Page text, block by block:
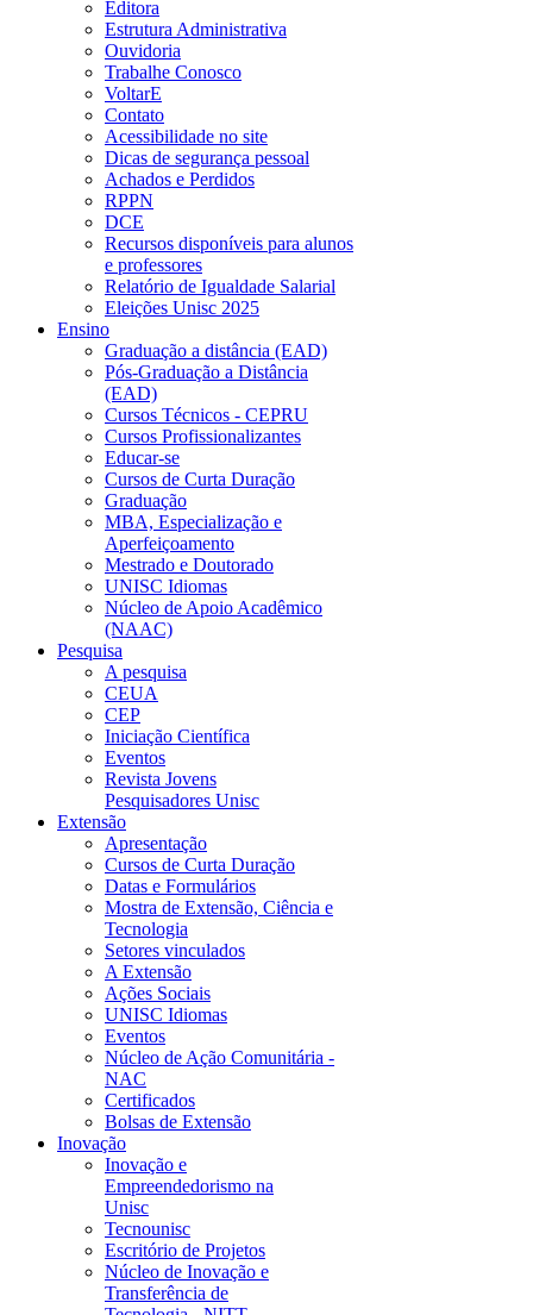
Editora
Estrutura Administrativa
Ouvidoria
Trabalhe Conosco
VoltarE
Contato
Acessibilidade no site
Dicas de segurança pessoal
Achados e Perdidos
RPPN
DCE
Recursos disponíveis para alunos
e professores
Relatório de Igualdade Salarial
Eleições Unisc 2025
Ensino
Graduação a distância (EAD)
Pós-Graduação a Distância
(EAD)
Cursos Técnicos - CEPRU
Cursos Profissionalizantes
Educar-se
Cursos de Curta Duração
Graduação
MBA, Especialização e
Aperfeiçoamento
Mestrado e Doutorado
UNISC Idiomas
Núcleo de Apoio Acadêmico
(NAAC)
Pesquisa
A pesquisa
CEUA
CEP
Iniciação Científica
Eventos
Revista Jovens
Pesquisadores Unisc
Extensão
Apresentação
Cursos de Curta Duração
Datas e Formulários
Mostra de Extensão, Ciência e
Tecnologia
Setores vinculados
A Extensão
Ações Sociais
UNISC Idiomas
Eventos
Núcleo de Ação Comunitária -
NAC
Certificados
Bolsas de Extensão
Inovação
Inovação e
Empreendedorismo na
Unisc
Tecnounisc
Escritório de Projetos
Núcleo de Inovação e
Transferência de